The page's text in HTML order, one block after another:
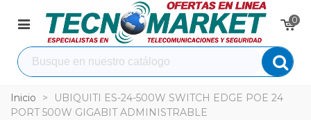
0
Inicio >
UBIQUITI ES-24-500W SWITCH EDGE POE 24
PORT 500W GIGABIT ADMINISTRABLE